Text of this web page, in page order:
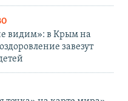
видим»: в Крым на
завезут